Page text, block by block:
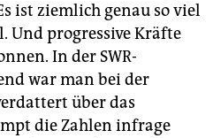
ist ziemlich genau so viel
Und progressive Kräfte
In der SWR-
war man bei der
über das
die Zahlen infrage